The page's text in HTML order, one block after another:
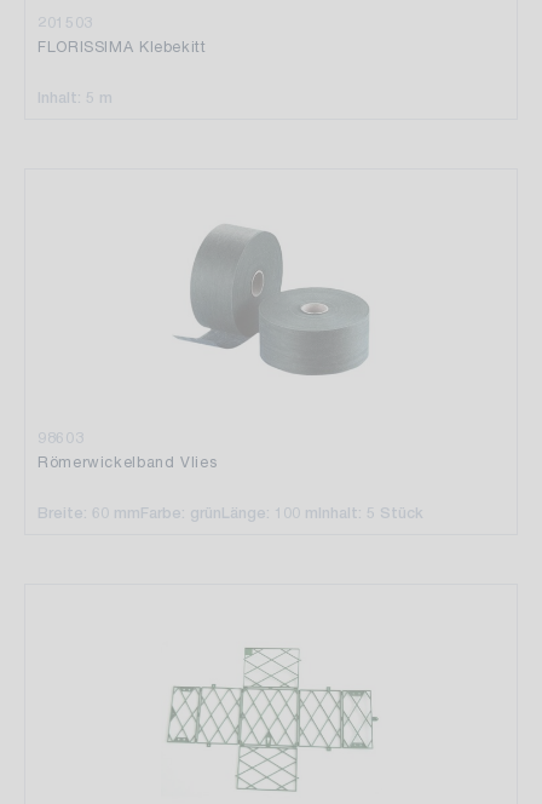
201503
FLORISSIMA Klebekitt
Inhalt: 5 m
98603
Römerwickelband Vlies
Breite: 60 mmFarbe: grünLänge: 100 mInhalt: 5 Stück